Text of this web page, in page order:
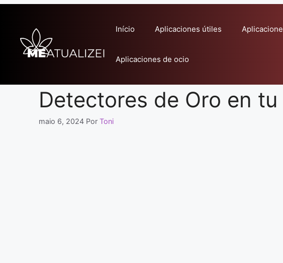
conteúdo
Início Aplicaciones útiles
Aplicaciones de ocio
Detectores de Oro en
maio 6, 2024 Por Toni